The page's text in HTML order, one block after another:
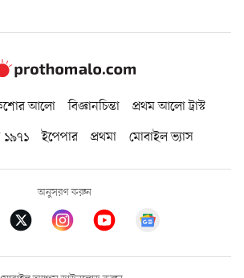
আলো বিজ্ঞানচিন্তা
প্রথম আলো ট্রাস্ট
১৯৭১ ইপেপার প্রথমা মোবাইল ভ্যাস
অনুসরণ করুন